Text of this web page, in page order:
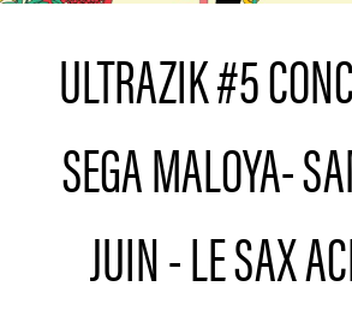
ULTRAZIK #5
SEGA MALOYA-
JUIN - LE SAX